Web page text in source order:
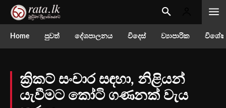
Home පුවත් දේශපාලනය විදෙස් ව්‍යාපාරික
ක්‍රිකට් සංචාර සඳහා, නිළියන්
යැවීමට කෝටි ගණනක් වැය